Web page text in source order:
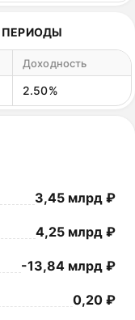
ПЕРИОДЫ
Доходность
2.50%
3,45 млрд ₽
4,25 млрд ₽
-13,84 млрд ₽
0,20 ₽